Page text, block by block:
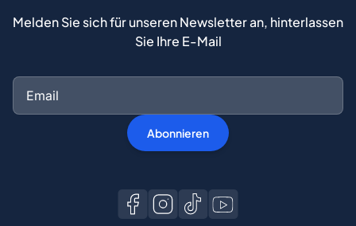
Melden Sie sich für unseren Newsletter an, hinterlassen
Sie Ihre E-Mail
Abonnieren